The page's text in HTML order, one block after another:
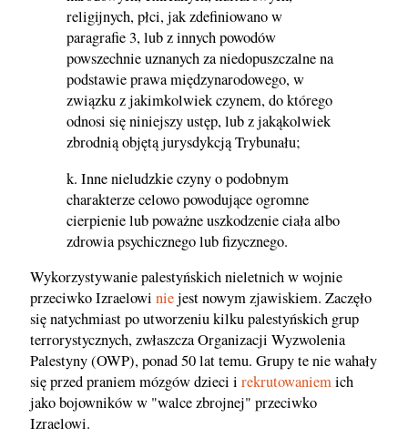
religijnych, płci, jak zdefiniowano w
paragrafie 3, lub z innych powodów
powszechnie uznanych za niedopuszczalne na
podstawie prawa międzynarodowego, w
związku z jakimkolwiek czynem, do którego
odnosi się niniejszy ustęp, lub z jakąkolwiek
zbrodnią objętą jurysdykcją Trybunału;
k. Inne nieludzkie czyny o podobnym
charakterze celowo powodujące ogromne
cierpienie lub poważne uszkodzenie ciała albo
zdrowia psychicznego lub fizycznego.
Wykorzystywanie palestyńskich nieletnich w wojnie
przeciwko Izraelowi niejest nowym zjawiskiem. Zaczęło
się natychmiast po utworzeniu kilku palestyńskich grup
terrorystycznych, zwłaszcza Organizacji Wyzwolenia
Palestyny (OWP), ponad 50 lat temu. Grupy te nie wahały
się przed praniem mózgów dzieci i rekrutowaniemich
jako bojowników w "walce zbrojnej" przeciwko
Izraelowi.